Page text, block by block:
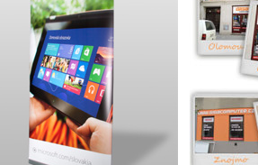
Prezenční systém roll up